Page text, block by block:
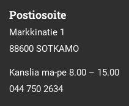
Postiosoite
Markkinatie 1
88600 SOTKAMO
Kanslia ma-pe 8.00 – 15.00
044 750 2634